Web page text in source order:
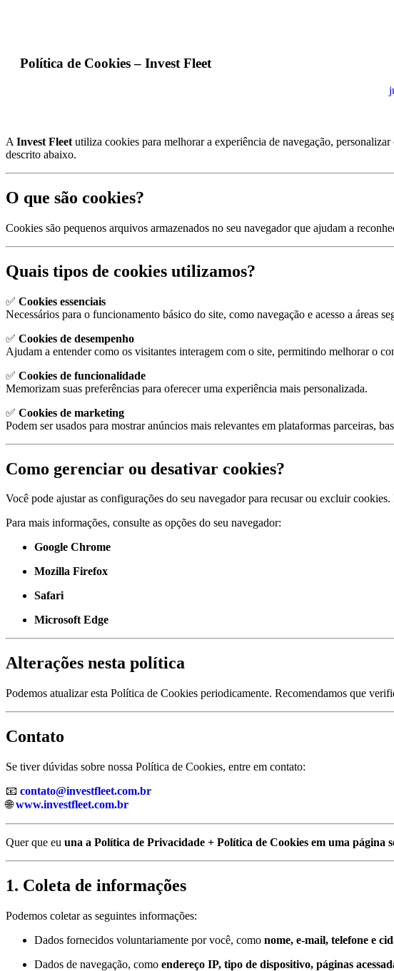
Política de Cookies – Invest Fleet
A Invest Fleet utiliza cookies para melhorar a experiência de navegação,
descrito abaixo.
O que são cookies?
Cookies são pequenos arquivos armazenados no seu navegador que ajudam a
Quais tipos de cookies utilizamos?
✅ Cookies essenciais
Necessários para o funcionamento básico do site, como navegação e acesso a áreas
✅ Cookies de desempenho
Ajudam a entender como os visitantes interagem com o site, permitindo melhorar o
✅ Cookies de funcionalidade
Memorizam suas preferências para oferecer uma experiência mais personalizada.
✅ Cookies de marketing
Podem ser usados para mostrar anúncios mais relevantes em plataformas parceiras,
Como gerenciar ou desativar cookies?
Você pode ajustar as configurações do seu navegador para recusar ou excluir
Para mais informações, consulte as opções do seu navegador:
Google Chrome
Mozilla Firefox
Safari
Microsoft Edge
Alterações nesta política
Podemos atualizar esta Política de Cookies periodicamente. Recomendamos que
Contato
Se tiver dúvidas sobre nossa Política de Cookies, entre em contato:
📧 contato@investfleet.com.br
🌐www.investfleet.com.br
Quer que eu una a Política de Privacidade + Política de Cookies em uma página
1. Coleta de informações
Podemos coletar as seguintes informações:
Dados fornecidos voluntariamente por você, como nome, e-mail, telefone e
Dados de navegação, como endereço IP, tipo de dispositivo, páginas